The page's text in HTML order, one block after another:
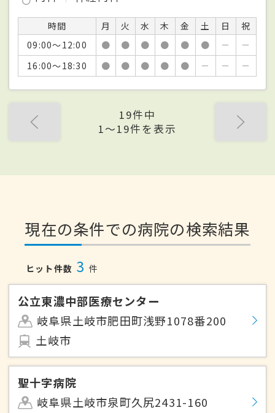
時間 月 火 水 木 金 土 日
祝
09:00～12:00
● ● ● ● ● ● －
－
16:00～18:30
● ● ● ● ● － － －
19件中
1〜19件を表示
現在の条件での病院の検索結果
ヒット件数 3 件
公立東濃中部医療センター
岐阜県土岐市肥田町浅野1078番200
土岐市
聖十字病院
岐阜県土岐市泉町久尻2431-160